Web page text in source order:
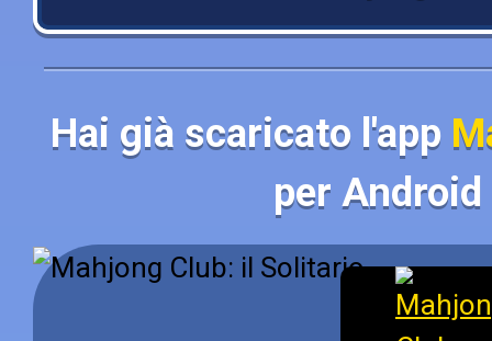
Hai già scaricato l'app
per Android